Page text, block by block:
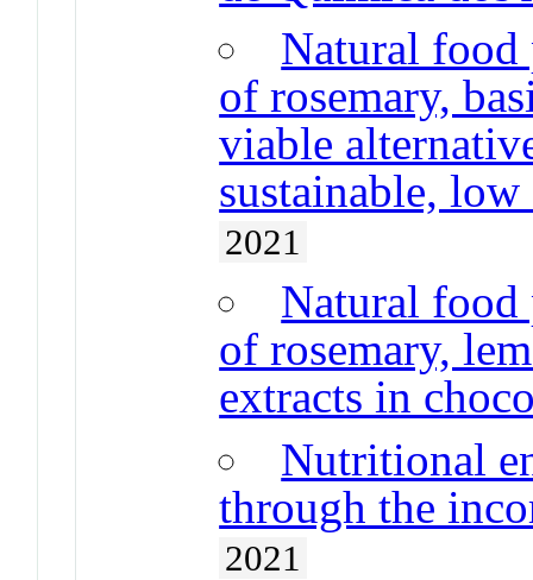
Natural food
of rosemary,
viable
sustainable,
2021
Natural food
of rosemary,
extracts in
Nutritional
through the
2021